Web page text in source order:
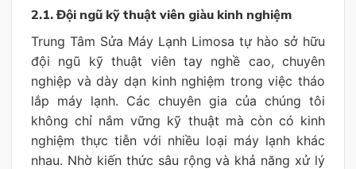
2.1. Đội ngũ kỹ thuật viên giàu kinh nghiệm
Trung Tâm Sửa Máy Lạnh Limosa tự hào sở hữu
đội ngũ kỹ thuật viên tay nghề cao, chuyên
nghiệp và dày dạn kinh nghiệm trong việc tháo
lắp máy lạnh. Các chuyên gia của chúng tôi
không chỉ nắm vững kỹ thuật mà còn có kinh
nghiệm thực tiễn với nhiều loại máy lạnh khác
nhau. Nhờ kiến thức sâu rộng và khả năng xử lý